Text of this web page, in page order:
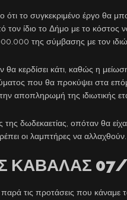
ότι το συγκεκριμένο έργο θα
τον ίδιο το Δήμο με το κόστος
της σύμβασης με τον
θα κερδίσει κάτι, καθώς η
που θα προκύψει στα
αποπληρωμή της ιδιωτικής
της δωδεκαετίας, οπόταν θα
οι λαμπτήρες να αλλαχθούν.
ΚΑΒΑΛΑΣ
τις προτάσεις που κάναμε